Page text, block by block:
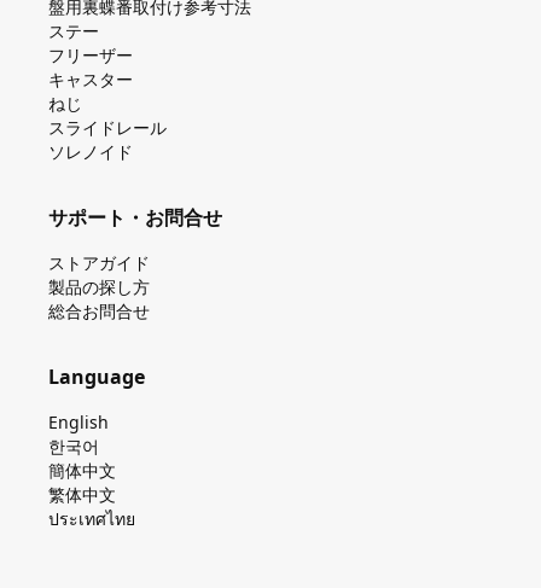
盤⽤裏蝶番取付け参考⼨法
ステー
フリーザー
キャスター
ねじ
スライドレール
ソレノイド
サポート・お問合せ
ストアガイド
製品の探し⽅
総合お問合せ
Language
English
한국어
簡体中文
繁体中文
ประเทศไทย